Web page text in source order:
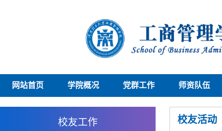
网站首页 学院概况 党群工作 师资队伍
校友工作 校友活动